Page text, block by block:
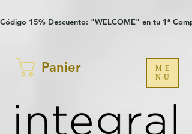
Código 15% Descuento: "WELCOME" en tu 1ª
Panier
ME
NU